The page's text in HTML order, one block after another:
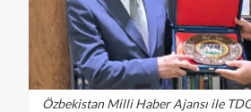
Özbekistan Milli Haber Ajansı ile